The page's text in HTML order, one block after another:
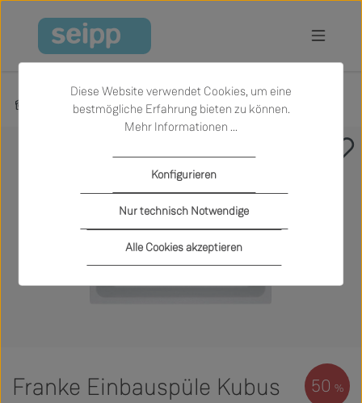
Zum Hauptinhalt springen
Produkte Sale Küche Zubehör
Franke Einbauspüle Kubus 50 %
Diese Website verwendet Cookies, um eine
bestmögliche Erfahrung bieten zu können.
Mehr Informationen ...
Nur technisch Notwendige
Konfigurieren
Alle Cookies akzeptieren